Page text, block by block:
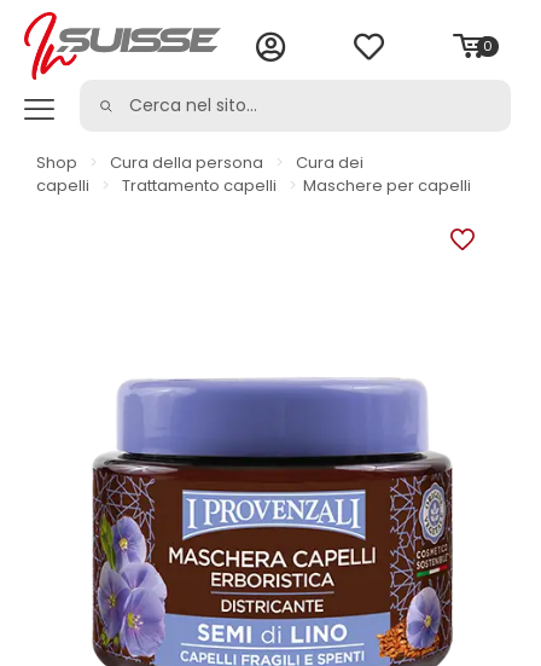
0
Shop > Cura della persona >
Cura dei
capelli
> Trattamento capelli > Maschere per capelli